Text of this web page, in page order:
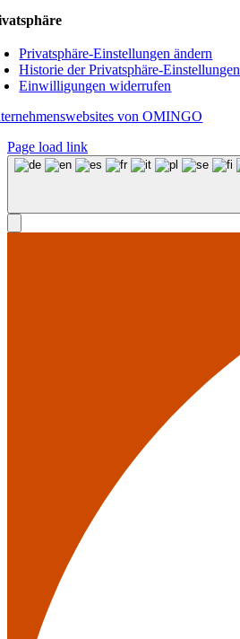
Privatsphäre-Einstellungen ändern
Historie der Privatsphäre-Einstellungen
Einwilligungen widerrufen
von OMINGO
Page load link